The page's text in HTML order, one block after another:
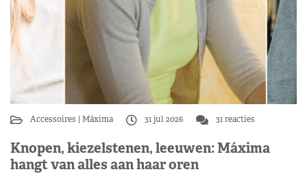
Accessoires Máxima 31 jul 2026 31 reacties
Knopen, kiezelstenen, leeuwen: Máxima
hangt van alles aan haar oren